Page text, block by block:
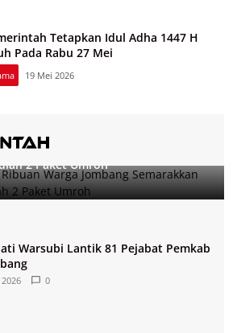
Tetapkan Idul Adha 1447 H
Pada Rabu 27 Mei
19 Mei 2026
Warga Jombang Semarakkan
2 Paket Umroh
Warsubi Lantik 81 Pejabat Pemkab
0